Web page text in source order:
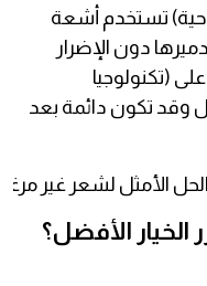
تستخدم أشعة
دون الإضرار
(تكنولوجيا
وقد تكون دائمة بعد
الخيار الأفضل؟